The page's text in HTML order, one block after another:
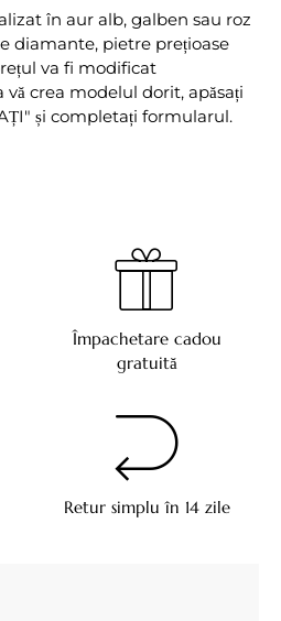
în aur alb, galben sau roz
diamante, pietre prețioase
va fi modificat
crea modelul dorit, apăsați
și completați formularul.
Împachetare cadou
gratuită
Retur simplu în 14 zile